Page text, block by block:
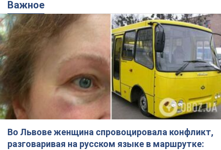
Важное
Во Львове женщина спровоцировала конфликт,
разговаривая на русском языке в маршрутке: